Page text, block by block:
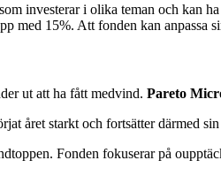
investerar i olika teman och kan
med 15%. Att fonden kan
ut att ha fått medvind. Pareto
året starkt och fortsätter därmed
Fonden fokuserar på